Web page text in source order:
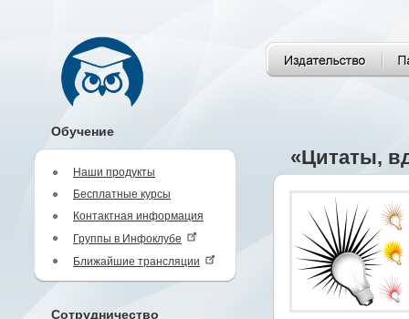
Обучение
Наши продукты
Бесплатные курсы
Контактная информация
Группы в Инфоклубе
Ближайшие трансляции
Сотрудничество
«Цитаты,